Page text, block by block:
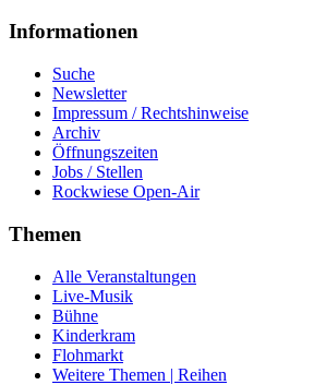
Informationen
Suche
Newsletter
Impressum / Rechtshinweise
Archiv
Öffnungszeiten
Jobs / Stellen
Rockwiese Open-Air
Themen
Alle Veranstaltungen
Live-Musik
Bühne
Kinderkram
Flohmarkt
Weitere Themen | Reihen